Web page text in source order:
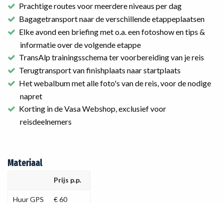
Prachtige routes voor meerdere niveaus per dag
Bagagetransport naar de verschillende etappeplaatsen
Elke avond een briefing met o.a. een fotoshow en tips &
informatie over de volgende etappe
TransAlp trainingsschema ter voorbereiding van je reis
Terugtransport van finishplaats naar startplaats
Het webalbum met alle foto's van de reis, voor de nodige
napret
Korting in de Vasa Webshop, exclusief voor
reisdeelnemers
Materiaal
Prijs p.p.
Huur GPS € 60